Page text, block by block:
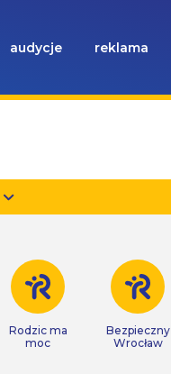
audycje reklama
Rodzic ma
moc
Bezpieczny
Wrocław